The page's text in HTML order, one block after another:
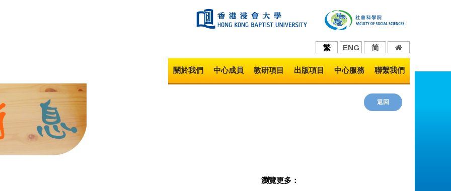
繁 ENG 简
返回
瀏覽更多：
關於我們 中心成員 教研項目 出版項目 中心服務 聯繫我們